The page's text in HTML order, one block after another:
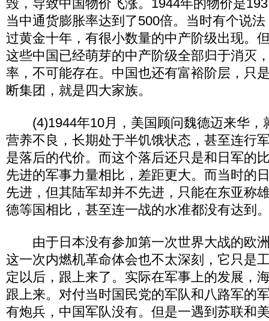
毁，导致中国物价飞涨。1944年的物价是
当中通货膨胀率达到了500倍。当时有个说
过黄金十年，有很小数量的中产阶级出现。
这些中国已经萌芽的中产阶级全部归于消灭
率，不可能存在。中国也还有富裕阶层，只
断集团，就是四大家族。
(4)1944年10月，美国顾问魏德迈来华，
营养不良，长期处于半饥饿状态，甚至连行
是落后的代价。而这个落后还只是和日军的
先进的军事力量相比，差距更大。而当时的
先进，但其陆军却并不先进，只能在东亚称
德等国相比，甚至连一战的水准都没有达到
由于日本没有参加第一次世界大战的欧
这一次内燃机革命体会也不太深刻，它只是
定以后，跟上来了。实际在军事上的发展，
跟上来。对付当时国民党的军队和八路军的
有炮兵，中国军队没有。但是一遇到苏联和